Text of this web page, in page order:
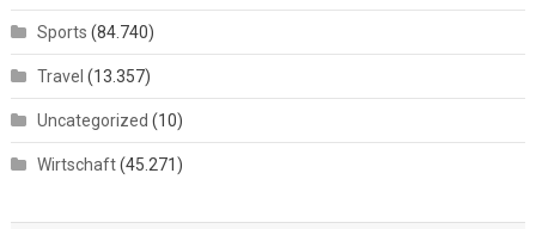
Sports (84.740)
Travel (13.357)
Uncategorized (10)
Wirtschaft(45.271)